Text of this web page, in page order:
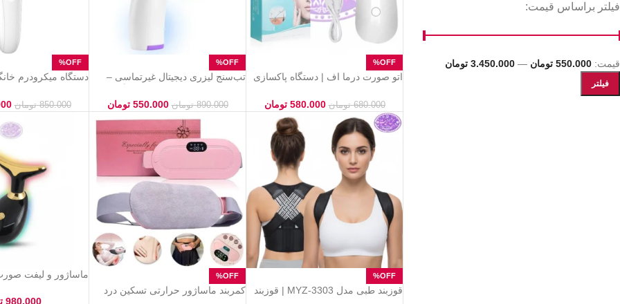
فیلتر براساس قیمت:
فیلتر
قیمت: 550.000 تومان — 3.450.000 تومان
اتو صورت درما اف | دستگاه پاکسازی
680.000 تومان 580.000 تومان
تب‌سنج لیزری دیجیتال غیرتماسی –
890.000 تومان 550.000 تومان
دستگاه میکرودرم
850.000 تومان
قوزبند طبی مدل MYZ-3303 | قوزبند
کمربند ماساژور حرارتی تسکین درد
ماساژور و لیفت
980.000